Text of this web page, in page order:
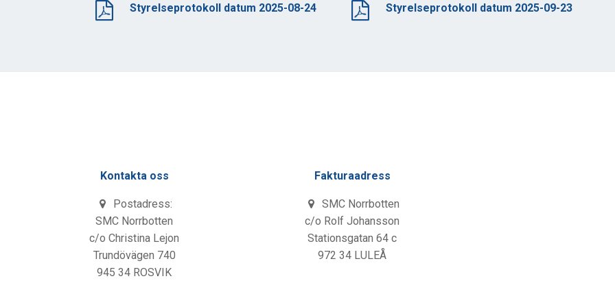
Styrelseprotokoll datum 2025-08-24 Styrelseprotokoll datum 2025-09-23
Kontakta oss
Postadress:
SMC Norrbotten
c/o Christina Lejon
Trundövägen 740
945 34 ROSVIK
Fakturaadress
SMC Norrbotten
c/o Rolf Johansson
Stationsgatan 64 c
972 34 LULEÅ